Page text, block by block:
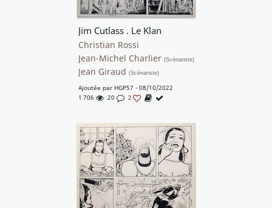
Jim Cutlass . Le Klan
Christian Rossi
Jean-Michel Charlier (Scénariste)
Jean Giraud (Scénariste)
Ajoutée par HGP57 - 08/10/2022
1 706
20 2